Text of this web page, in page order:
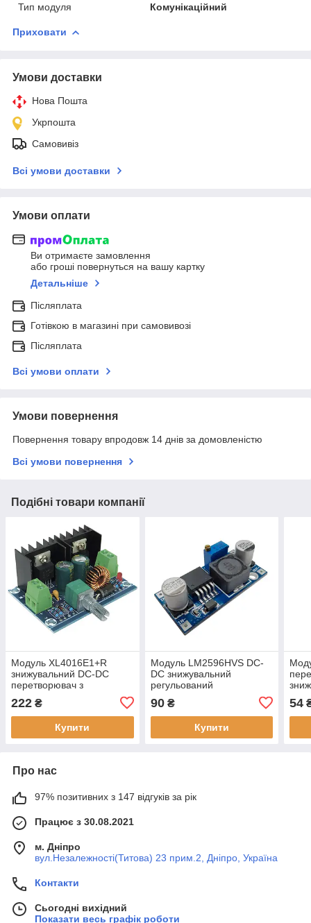
Тип модуля
Комунікаційний
Приховати
Умови доставки
Нова Пошта
Укрпошта
Самовивіз
Всі умови доставки
Умови оплати
Ви отримаєте замовлення
або гроші повернуться на вашу картку
Детальніше
Післяплата
Готівкою в магазині при самовивозі
Післяплата
Всі умови оплати
Умови повернення
Повернення товару впродовж 14 днів за домовленістю
Всі умови повернення
Подібні товари компанії
Модуль XL4016E1+R
знижувальний DC-DC
перетворювач з
Uout 1.25-36V, 8A, 180KHz
222 ₴
Купити
Модуль LM2596HVS DC-
DC знижувальний
регульований
перетворювач 4,5 — 60V /
3 — 40 V, 3 A, 15 Вт
90₴
Купити
54
Про нас
97% позитивних з 147 відгуків за рік
Працює з 30.08.2021
м. Дніпро
вул.Незалежності(Титова) 23 прим.2, Дніпро, Україна
Контакти
Сьогодні вихідний
Показати весь графік роботи